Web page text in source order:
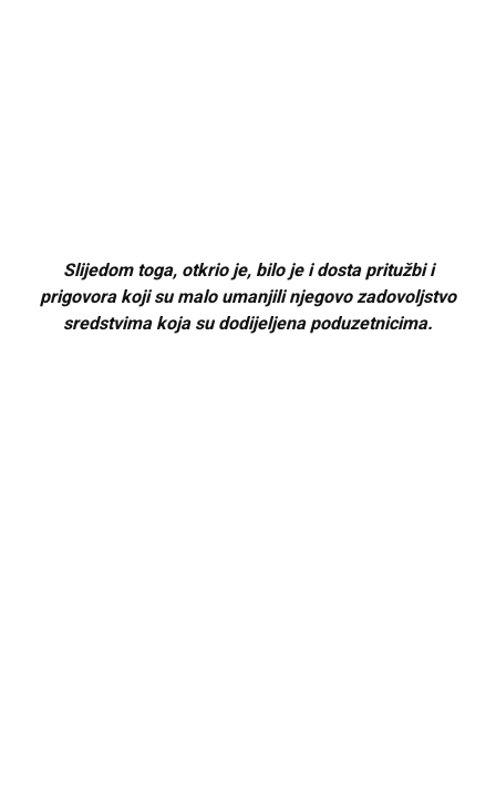
Slijedom toga, otkrio je, bilo je i dosta pritužbi i
prigovora koji su malo umanjili njegovo zadovoljstvo
sredstvima koja su dodijeljena poduzetnicima.